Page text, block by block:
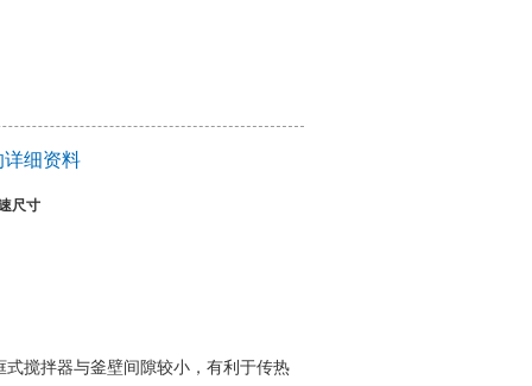
详细资料
尺寸
式搅拌器与釜壁间隙较小，有利于传热